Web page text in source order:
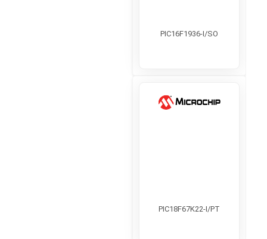
PIC16F1936-I/SO
PIC18F67K22-I/PT